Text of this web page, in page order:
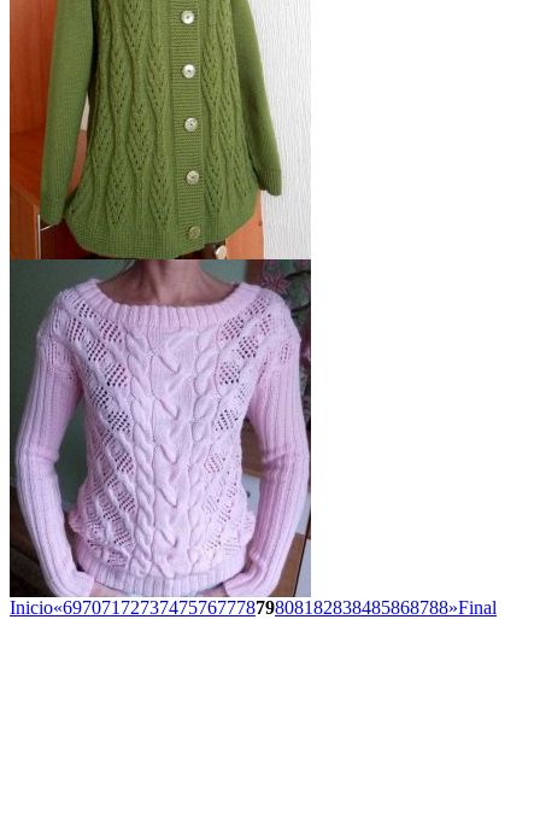
Inicio«697071 7273747576777879808182838485868788»Final